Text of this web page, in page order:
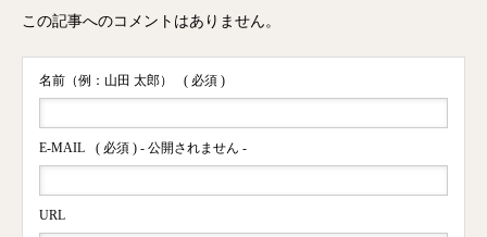
この記事へのコメントはありません。
名前（例：山田 太郎） ( 必須 )
E-MAIL ( 必須 ) - 公開されません -
URL